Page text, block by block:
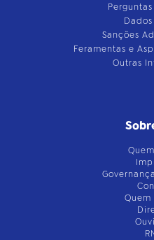
Sanções
Feramentas e
Outras
Quem